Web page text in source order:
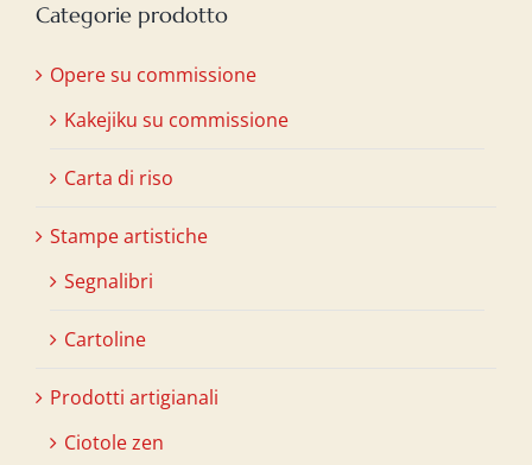
Categorie prodotto
Opere su commissione
Kakejiku su commissione
Carta di riso
Stampe artistiche
Segnalibri
Cartoline
Prodotti artigianali
Ciotole zen